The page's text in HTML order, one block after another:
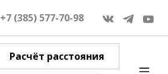
+7 (385) 577-70-98
Расчёт расстояния